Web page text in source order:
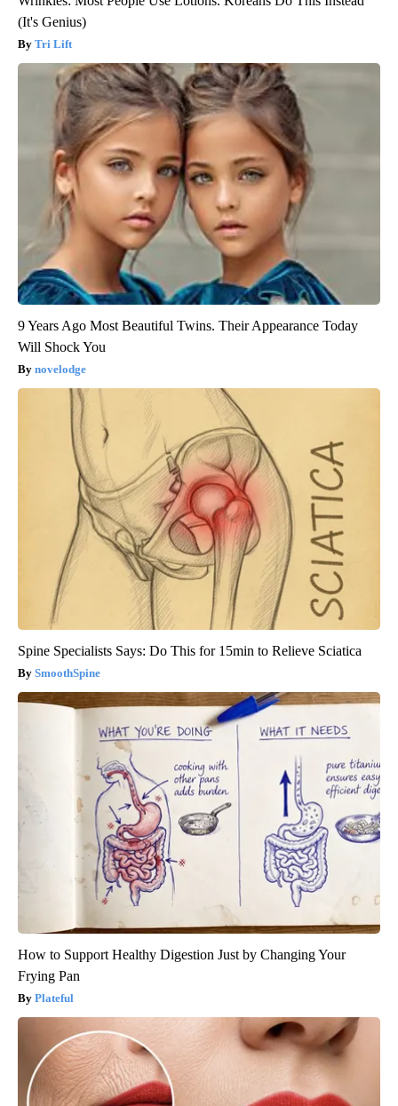
(It's Genius)
Tri Lift
9 Years Ago Most Beautiful Twins. Their Appearance Today
Will Shock You
novelodge
Spine Specialists Says: Do This for 15min to Relieve Sciatica
SmoothSpine
How to Support Healthy Digestion Just by Changing Your
Frying Pan
Plateful